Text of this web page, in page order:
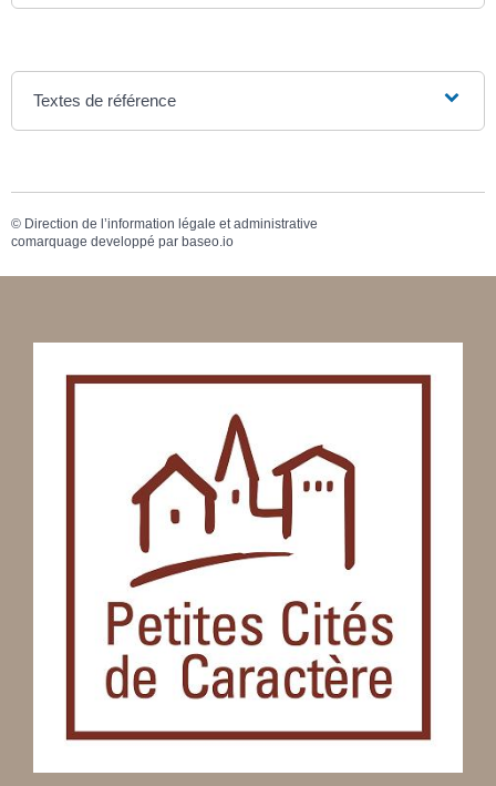
Textes de référence
© Direction de l’information légale et administrative
comarquage developpé par baseo.io